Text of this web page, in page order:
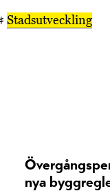
Stadsutveckling
nya